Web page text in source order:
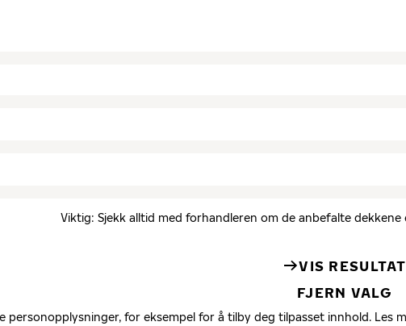
Viktig: Sjekk alltid med forhandleren om de anbefalte
VIS RESULTAT
FJERN VALG
personopplysninger, for eksempel for å tilby deg tilpasset innhold. Les